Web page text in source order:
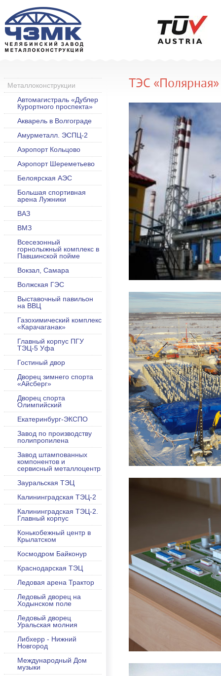
Металлоконструкции
Автомагистраль «Дублер
Курортного проспекта»
Акварель в Волгограде
Амурметалл. ЭСПЦ-2
Аэропорт Кольцово
Аэропорт Шереметьево
Белоярская АЭС
Большая спортивная
арена Лужники
ВАЗ
ВМЗ
Всесезонный
горнолыжный комплекс в
Павшинской пойме
Вокзал, Самара
Волжская ГЭС
Выставочный павильон
на ВВЦ
Газохимический комплекс
«Карачаганак»
Главный корпус ПГУ
ТЭЦ-5 Уфа
Гостиный двор
Дворец зимнего спорта
«Айсберг»
Дворец спорта
Олимпийский
Екатеринбург-ЭКСПО
Завод по производству
полипропилена
Завод штампованных
компонентов и
сервисный металлоцентр
Зауральская ТЭЦ
Калининградская ТЭЦ-2
Калининградская ТЭЦ-2.
Главный корпус
Конькобежный центр в
Крылатском
Космодром Байконур
Краснодарская ТЭЦ
Ледовая арена Трактор
Ледовый дворец на
Ходынском поле
Ледовый дворец
Уральская молния
Либхерр - Нижний
Новгород
Международный Дом
музыки
ТЭС «Полярная»